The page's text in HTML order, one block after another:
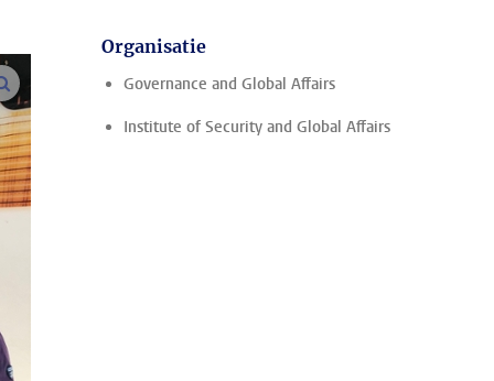
vergroot afbeeldingen
Organisatie
Governance and Global Affairs
Institute of Security and Global Affairs